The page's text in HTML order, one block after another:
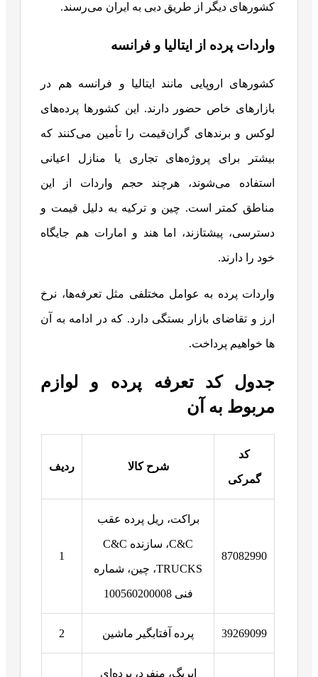
کشورهای دیگر از طریق دبی به ایران می‌رسند.
واردات پرده از ایتالیا و فرانسه
کشورهای اروپایی مانند ایتالیا و فرانسه هم در
بازارهای خاص حضور دارند. این کشورها پرده‌های
لوکس و برندهای گران‌قیمت را تأمین می‌کنند که
بیشتر برای پروژه‌های تجاری یا منازل اعیانی
استفاده می‌شوند، هرچند حجم واردات از این
مناطق کمتر است. چین و ترکیه به دلیل قیمت و
دسترسی، پیشتازند، اما هند و امارات هم جایگاه
خود را دارند.
واردات پرده به عوامل مختلفی مثل تعرفه‌ها، نرخ
ارز و تقاضای بازار بستگی دارد. که در ادامه به آن
ها خواهیم پرداخت.
جدول کد تعرفه پرده و لوازم
مربوط به آن
کد
گمرکی
شرح کالا ردیف
87082990
براکت، ریل پرده عقب
C&C، سازنده C&C
TRUCKS، چین، شماره
فنی 100560200008
1
39269099 پرده آفتابگیر ماشین 2
ایربگ، منفرد، پرده‌ای